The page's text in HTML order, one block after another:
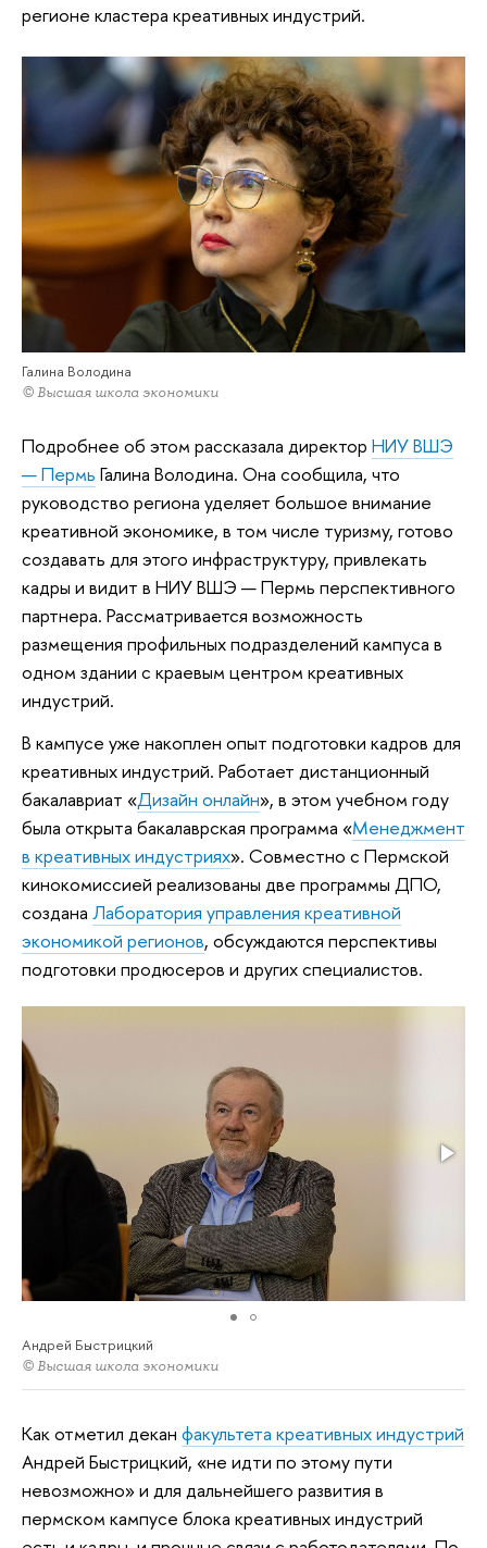
регионе кластера креативных индустрий.
Галина Володина
© Высшая школа экономики
Подробнее об этом рассказала директор НИУ ВШЭ
— Пермь Галина Володина. Она сообщила, что
руководство региона уделяет большое внимание
креативной экономике, в том числе туризму, готово
создавать для этого инфраструктуру, привлекать
кадры и видит в НИУ ВШЭ — Пермь перспективного
партнера. Рассматривается возможность
размещения профильных подразделений кампуса в
одном здании с краевым центром креативных
индустрий.
В кампусе уже накоплен опыт подготовки кадров для
креативных индустрий. Работает дистанционный
бакалавриат «Дизайн онлайн», в этом учебном году
была открыта бакалаврская программа «Менеджмент
в креативных индустриях». Совместно с Пермской
кинокомиссией реализованы две программы ДПО,
создана Лаборатория управления креативной
экономикой регионов, обсуждаются перспективы
подготовки продюсеров и других специалистов.
Андрей Быстрицкий
© Высшая школа экономики
Как отметил декан факультета креативных индустрий
Андрей Быстрицкий, «не идти по этому пути
невозможно» и для дальнейшего развития в
пермском кампусе блока креативных индустрий